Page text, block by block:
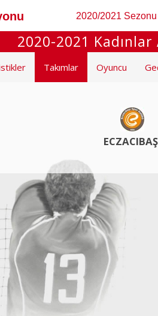
2020/2021 Sezonu
2020-2021
Takımlar Oyuncu